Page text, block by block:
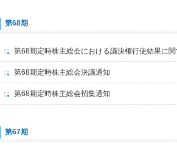
第68期
第68期定時株主総会における議決権行使結果に
第68期定時株主総会決議通知
第68期定時株主総会招集通知
第67期